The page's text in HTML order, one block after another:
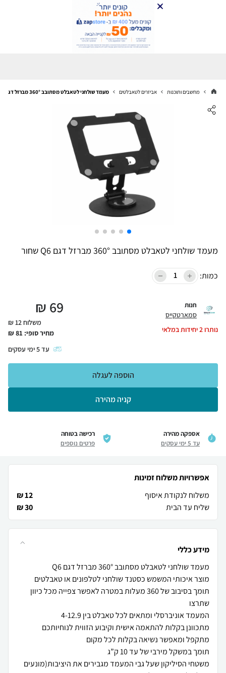
מחשבים ותוכנות אביזרים לטאבלטים מעמד שולחני לטאבלט מסתובב 360° מברזל דגם Q6 שחור
מעמד שולחני לטאבלט מסתובב 360° מברזל דגם Q6 שחור
כמות:
חנות
סמארטקייס
נותרו2יחידות במלאי
69
₪
משלוח 12 ₪
מחיר סופי: 81
₪
עד5ימי עסקים
קניה מהירה
הוספה לעגלה
אספקה מהירה
עד 5 ימי עסקים
רכישה בטוחה
פרטים נוספים
אפשרויות משלוח זמינות
משלוח לנקודת איסוף
12 ₪
שליח עד הבית
30 ₪
מידע כללי
תומך בסיבוב של 360 מעלות במטרה לאפשר צפייה מכל כיוון
משטחי הסיליקון שעל גבי המעמד מגבירים את היציבות(מונעים